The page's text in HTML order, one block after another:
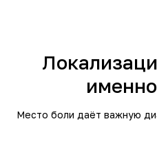
Место боли даёт важную